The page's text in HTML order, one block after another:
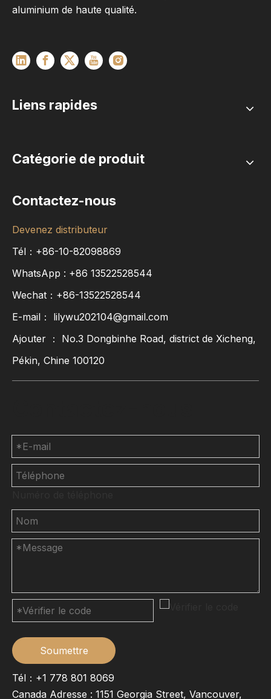
aluminium de haute qualité.
Liens rapides
Catégorie de produit
Contactez-nous
Devenez distributeur
Tél：+86-10-82098869
WhatsApp : +86 13522528544
Wechat：+86-13522528544
E-mail： lilywu202104@gmail.com
Ajouter ： No.3 Dongbinhe Road, district de Xicheng,
Pékin, Chine 100120
Soumettre
Tél：+1 778 801 8069
Canada Adresse : 1151 Georgia Street, Vancouver,